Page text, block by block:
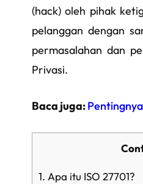
(hack) oleh pihak
pelanggan dengan
permasalahan dan
Privasi.
Baca juga:
1. Apa itu ISO 27701?